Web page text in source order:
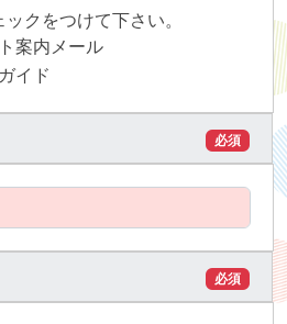
クをつけて下さい。
案内メール
イド
必須
必須